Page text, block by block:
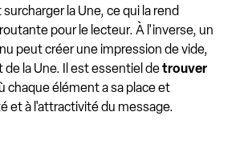
la Une, ce qui la rend
pour le lecteur. À l'inverse, un
peut créer une impression de vide,
la Une. Il est essentiel detrouver
chaque élément a sa place et
et à l'attractivité du message.